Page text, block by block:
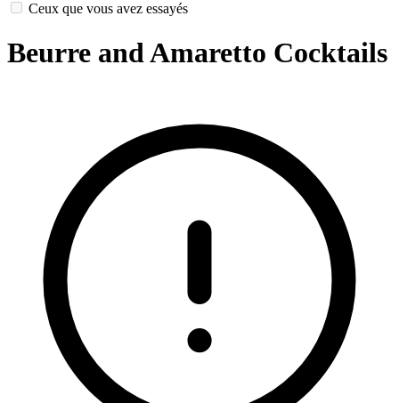
Ceux que vous avez essayés
Beurre and Amaretto Cocktails